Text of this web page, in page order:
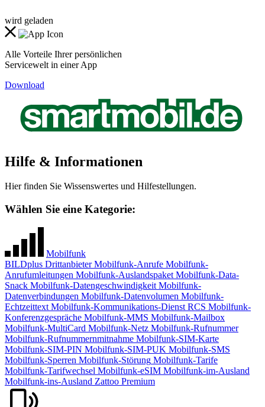
wird geladen
Alle Vorteile Ihrer persönlichen
Servicewelt in einer App
Download
Hilfe & Informationen
Hier finden Sie Wissenswertes und Hilfestellungen.
Wählen Sie eine Kategorie:
Mobilfunk
BILDplus DrittanbieterMobilfunk-Anrufe Mobilfunk-
Anrufumleitungen Mobilfunk-Auslandspaket Mobilfunk-Data-
Snack Mobilfunk-Datengeschwindigkeit Mobilfunk-
Datenverbindungen Mobilfunk-Datenvolumen Mobilfunk-
Echtzeittext Mobilfunk-Kommunikations-Dienst RCS Mobilfunk-
Konferenzgespräche Mobilfunk-MMS Mobilfunk-Mailbox
Mobilfunk-MultiCard Mobilfunk-Netz Mobilfunk-Rufnummer
Mobilfunk-Rufnummernmitnahme Mobilfunk-SIM-Karte
Mobilfunk-SIM-PIN Mobilfunk-SIM-PUK Mobilfunk-SMS
Mobilfunk-Sperren Mobilfunk-Störung Mobilfunk-Tarife
Mobilfunk-Tarifwechsel Mobilfunk-eSIM Mobilfunk-im-Ausland
Mobilfunk-ins-Ausland Zattoo Premium